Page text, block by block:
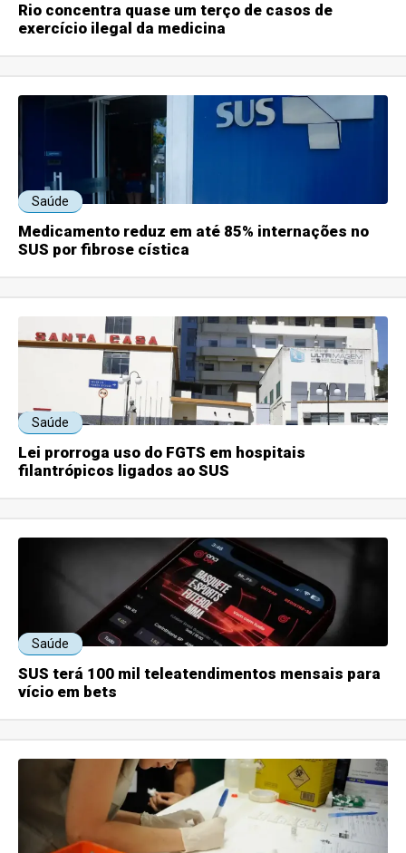
Rio concentra quase um terço de casos de
exercício ilegal da medicina
Saúde
Medicamento reduz em até 85% internações no
SUS por fibrose cística
Saúde
Lei prorroga uso do FGTS em hospitais
filantrópicos ligados ao SUS
Saúde
SUS terá 100 mil teleatendimentos mensais para
vício em bets